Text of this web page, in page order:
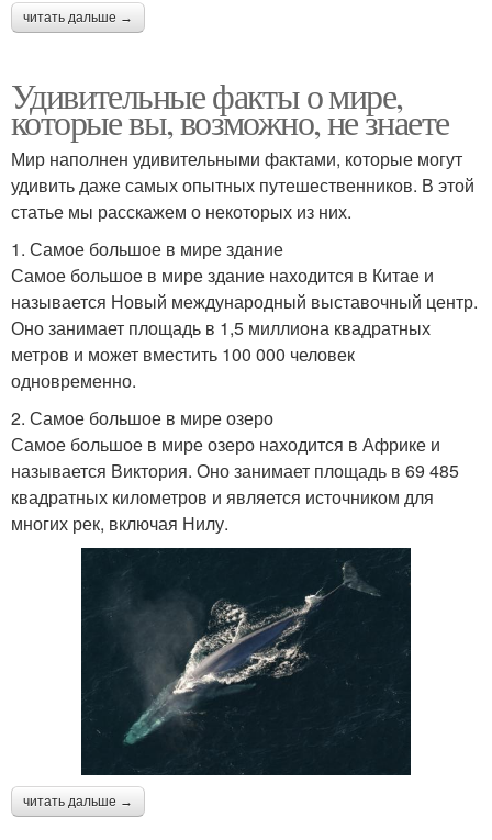
читать дальше →
Удивительные факты о мире,
которые вы, возможно, не знаете
Мир наполнен удивительными фактами, которые могут
удивить даже самых опытных путешественников. В этой
статье мы расскажем о некоторых из них.
1. Самое большое в мире здание
Самое большое в мире здание находится в Китае и
называется Новый международный выставочный центр.
Оно занимает площадь в 1,5 миллиона квадратных
метров и может вместить 100 000 человек
одновременно.
2. Самое большое в мире озеро
Самое большое в мире озеро находится в Африке и
называется Виктория. Оно занимает площадь в 69 485
квадратных километров и является источником для
многих рек, включая Нилу.
читать дальше →